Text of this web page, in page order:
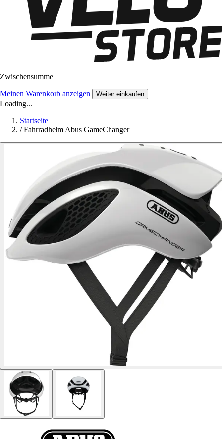
Zwischensumme
Meinen Warenkorb anzeigen Weiter einkaufen
Loading...
Startseite
/ Fahrradhelm Abus GameChanger